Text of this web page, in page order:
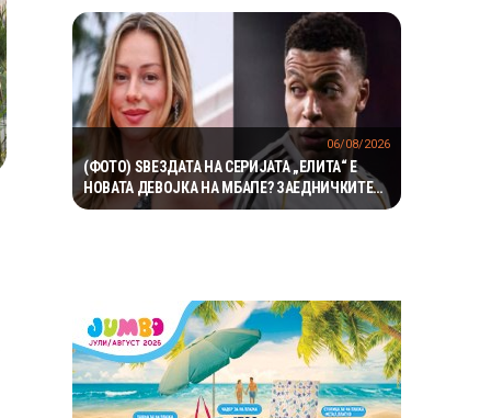
НАСМЕА СИТЕ
(ФОТО) ЅВЕЗДАТА НА СЕРИЈАТА „ЕЛИТА“ Е
НОВАТА ДЕВОЈКА НА МБАПЕ? ЗАЕДНИЧКИТЕ
ФОТОГРАФИИ ГИ РАЗГОРЕА ГЛАСИНИТЕ
06/08/2026